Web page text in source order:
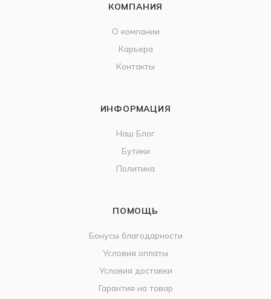
КОМПАНИЯ
О компании
Карьера
Контакты
ИНФОРМАЦИЯ
Наш Блог
Бутики
Политика
ПОМОЩЬ
Бонусы благодарности
Условия оплаты
Условия доставки
Гарантия на товар